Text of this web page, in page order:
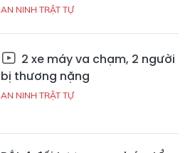
AN NINH TRẬT TỰ
2 xe máy va chạm, 2 người
bị thương nặng
AN NINH TRẬT TỰ